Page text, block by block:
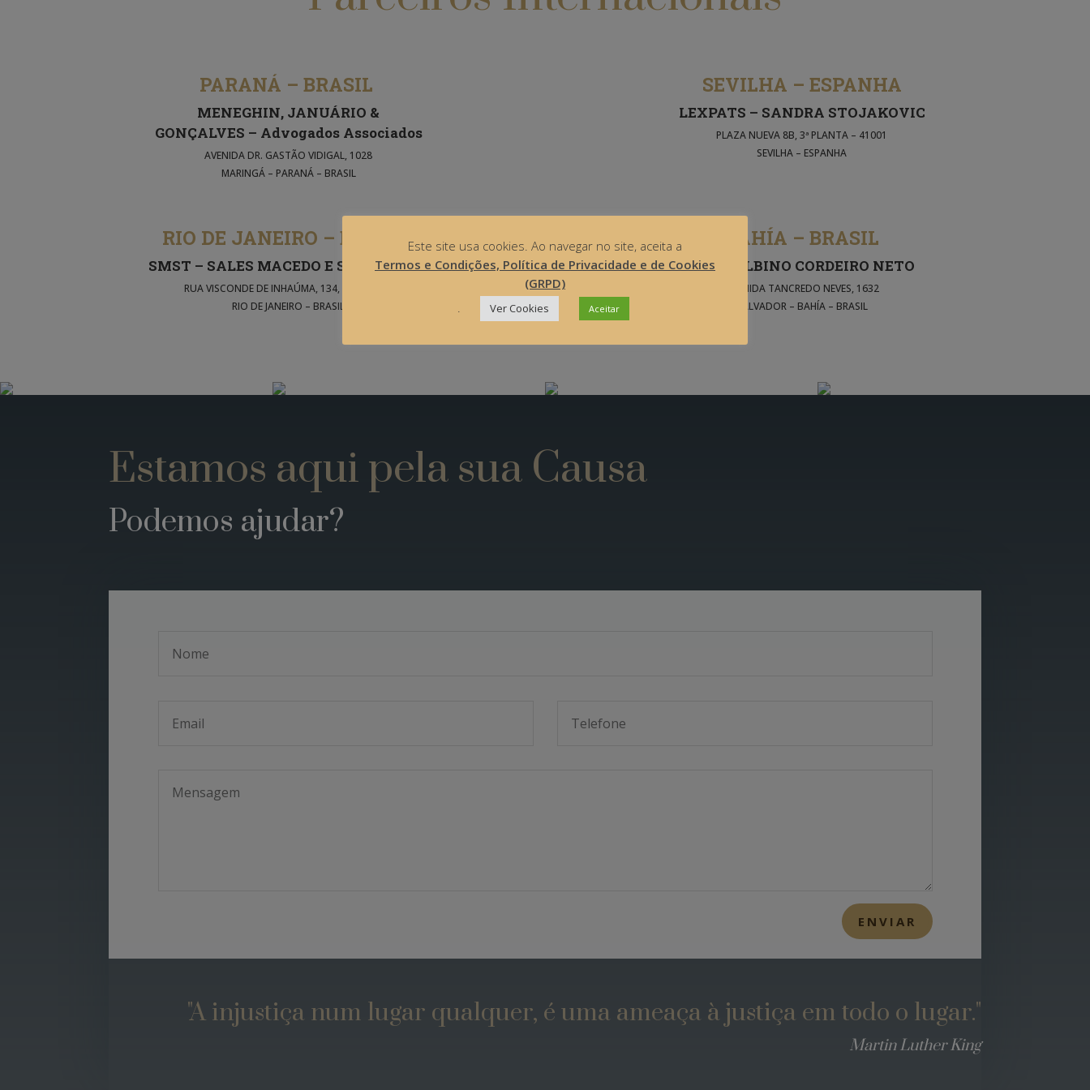
PARANÁ – BRASIL
MENEGHIN, JANUÁRIO &
GONÇALVES – Advogados Associados
AVENIDA DR. GASTÃO VIDIGAL, 1028
MARINGÁ – PARANÁ – BRASIL
SEVILHA – ESPANHA
LEXPATS – SANDRA STOJAKOVIC
PLAZA NUEVA 8B, 3ª PLANTA – 41001
SEVILHA – ESPANHA
RIO DE JANEIRO – BRASIL
SMST – SALES MACEDO E SÃO THIAGO
RUA VISCONDE DE INHAÚMA, 134, 20º ANDAR
RIO DE JANEIRO – BRASIL
BAHÍA – BRASIL
JOÃO ALBINO CORDEIRO NETO
AVENIDA TANCREDO NEVES, 1632
SALVADOR – BAHÍA – BRASIL
Estamos aqui pela sua Causa
Podemos ajudar?
ENVIAR
"A injustiça num lugar qualquer, é uma ameaça à justiça em todo o lugar."
Martin Luther King
Este site usa cookies. Ao navegar no site, aceita a
Termos e Condições, Política de Privacidade e de Cookies
(GRPD)
.
Ver Cookies Aceitar